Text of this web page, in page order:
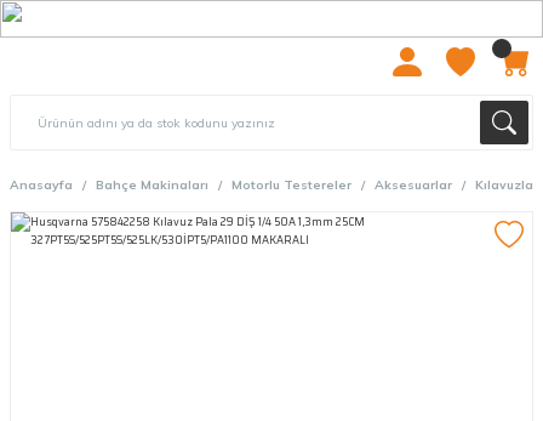
Anasayfa Bahçe Makinaları Motorlu Testereler Aksesuarlar Kılavuzlar